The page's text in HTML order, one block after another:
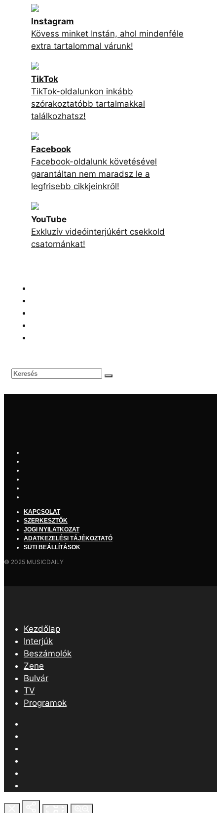
Instagram
Kövess minket Instán, ahol mindenféle
extra tartalommal várunk!
TikTok
TikTok-oldalunkon inkább
szórakoztatóbb tartalmakkal
találkozhatsz!
Facebook
Facebook-oldalunk követésével
garantáltan nem maradsz le a
legfrisebb cikkjeinkről!
YouTube
Exkluzív videóinterjúkért csekkold
csatornánkat!
KAPCSOLAT
SZERKESZTŐK
JOGI NYILATKOZAT
ADATKEZELÉSI TÁJÉKOZTATÓ
SÜTI BEÁLLÍTÁSOK
© 2025 MUSICDAILY
Kezdőlap
Interjúk
Beszámolók
Zene
Bulvár
TV
Programok